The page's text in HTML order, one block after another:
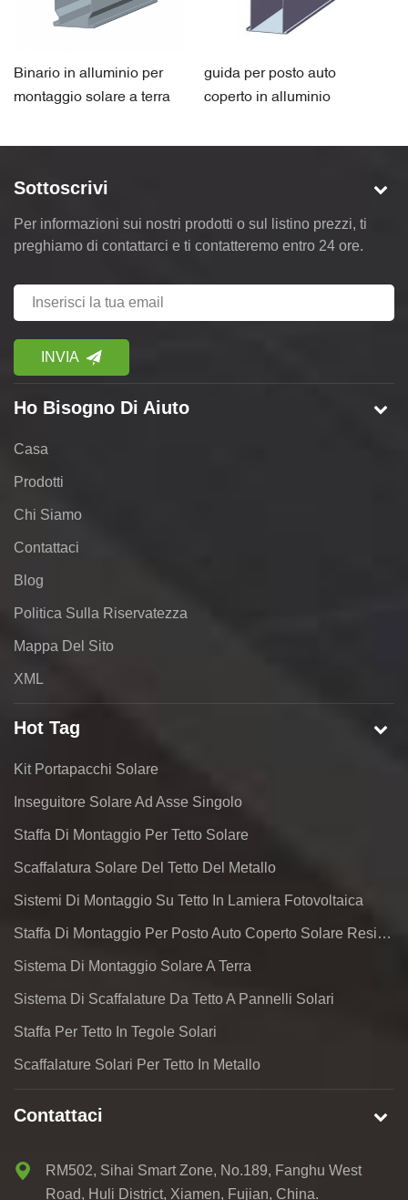
Binario in alluminio per
montaggio solare a terra
guida per posto auto
coperto in alluminio
ordine all'ingrosso
Sottoscrivi
Per informazioni sui nostri prodotti o sul listino prezzi, ti
preghiamo di contattarci e ti contatteremo entro 24 ore.
Ho Bisogno Di Aiuto
Casa
Prodotti
Chi Siamo
Contattaci
Blog
Politica Sulla Riservatezza
Mappa Del Sito
XML
Hot Tag
Kit Portapacchi Solare
Inseguitore Solare Ad Asse Singolo
Staffa Di Montaggio Per Tetto Solare
Scaffalatura Solare Del Tetto Del Metallo
Sistemi Di Montaggio Su Tetto In Lamiera Fotovoltaica
Staffa Di Montaggio Per Posto Auto Coperto Solare Residenziale
Sistema Di Montaggio Solare A Terra
Sistema Di Scaffalature Da Tetto A Pannelli Solari
Staffa Per Tetto In Tegole Solari
Scaffalature Solari Per Tetto In Metallo
Contattaci
RM502, Sihai Smart Zone, No.189, Fanghu West
Road, Huli District, Xiamen, Fujian, China.